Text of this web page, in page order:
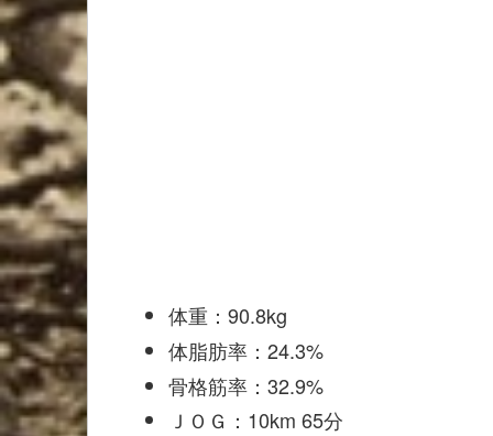
体重：90.8kg
体脂肪率：24.3%
骨格筋率：32.9%
ＪＯＧ：10km 65分